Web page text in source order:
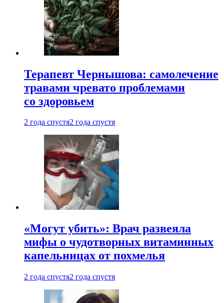
Терапевт Чернышова: самолечение
травами чревато проблемами
со здоровьем
2 года спустя2 года спустя
«Могут убить»: Врач развеяла
мифы о чудотворных витаминных
капельницах от похмелья
2 года спустя2 года спустя